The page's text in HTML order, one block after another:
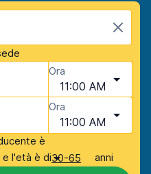
Ora
11:00 AM
Ora
11:00 AM
è
e l'età è di30-65 anni